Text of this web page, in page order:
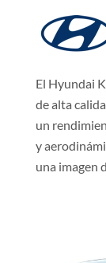
El Hyundai
de alta
un
y
una imagen